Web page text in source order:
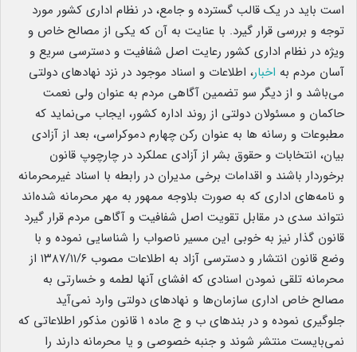
است باید در یک قالب گسترده و جامع، در نظام اداری کشور مورد
توجه و بررسی قرار گیرد. با عنایت به آن که یکی از مصالح خاص و
ویژه در نظام اداری کشور رعایت اصل شفافیت و دسترسی سریع و
آسان مردم به اخبار، اطلاعات و اسناد موجود در نزد نهادهای دولتی
می‌باشد و از دیگر سو تضمین آگاهی مردم به عنوان ولی نعمت
حاکمان و مسئولان دولتی از روند اداره کشور، ایجاب می‌نماید که
مطبوعات و رسانه ها به عنوان رکن چهارم دموکراسی، بعد از آزادی
بیان، انتخابات و حقوق بشر از آزادی عملکرد در چارچوپ قانون
برخوردار باشند و اقدامات برخی مدیران در رابطه با اسناد غیرمحرمانه
و نامه‌های اداری که به صورت بلاوجه ممهور به مهر محرمانه شده‌اند
نتواند سدی در مقابل تقویت اصل شفافیت و آگاهی مردم قرار گیرد
قانون گذار نیز به خوبی این مسیر ناصواب را شناسایی نموده و با
وضع قانون انتشار و دسترسی آزاد به اطلاعات مصوب ۱۳۸۷/۱۱/۶ از
محرمانه تلقی نمودن اسنادی که افشای آنها لطمه و خسارتی به
مصالح خاص اداری سازمان‌ها و نهادهای دولتی وارد نمی‌آید
جلوگیری نموده و در بندهای ب و ج ماده ۱ قانون مذکور اطلاعاتی که
نمی‌بایست منتشر شوند و جنبه خصوصی و یا محرمانه دارند را